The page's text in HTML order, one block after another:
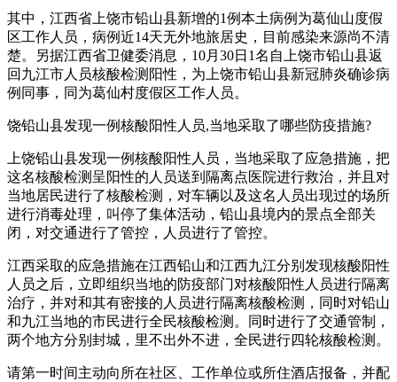
其中，江西省上饶市铅山县新增的1例本土病例为葛仙山度假
区工作人员，病例近14天无外地旅居史，目前感染来源尚不清
楚。另据江西省卫健委消息，10月30日1名自上饶市铅山县返
回九江市人员核酸检测阳性，为上饶市铅山县新冠肺炎确诊病
例同事，同为葛仙村度假区工作人员。
饶铅山县发现一例核酸阳性人员,当地采取了哪些防疫措施?
上饶铅山县发现一例核酸阳性人员，当地采取了应急措施，把
这名核酸检测呈阳性的人员送到隔离点医院进行救治，并且对
当地居民进行了核酸检测，对车辆以及这名人员出现过的场所
进行消毒处理，叫停了集体活动，铅山县境内的景点全部关
闭，对交通进行了管控，人员进行了管控。
江西采取的应急措施在江西铅山和江西九江分别发现核酸阳性
人员之后，立即组织当地的防疫部门对核酸阳性人员进行隔离
治疗，并对和其有密接的人员进行隔离核酸检测，同时对铅山
和九江当地的市民进行全民核酸检测。同时进行了交通管制，
两个地方分别封城，里不出外不进，全民进行四轮核酸检测。
请第一时间主动向所在社区、工作单位或所住酒店报备，并配